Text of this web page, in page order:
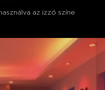
az izzó színe